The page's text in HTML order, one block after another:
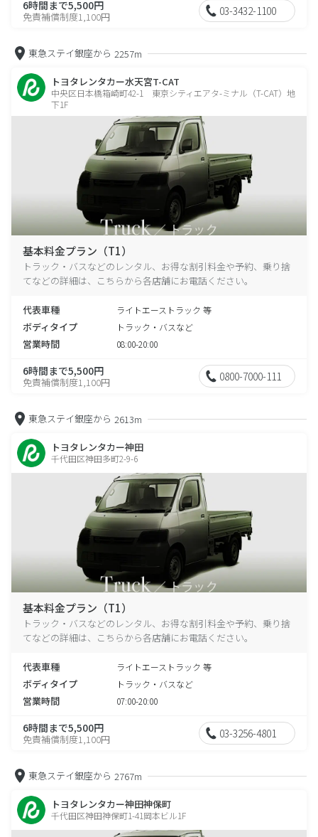
6時間まで5,500円
免責補償制度1,100円 03-3432-1100
東急ステイ銀座から 2257m
トヨタレンタカー水天宮T-CAT
中央区日本橋箱崎町42-1 東京シティエアタ-ミナル（T-CAT）地
下1F
基本料金プラン（T1）
トラック・バスなどのレンタル、お得な割引料金や予約、乗り捨
てなどの詳細は、こちらから各店舗にお電話ください。
代表車種 ライトエーストラック 等
ボディタイプ トラック・バスなど
営業時間 08:00-20:00
6時間まで5,500円
免責補償制度1,100円 0800-7000-111
東急ステイ銀座から 2613m
トヨタレンタカー神田
千代田区神田多町2-9-6
基本料金プラン（T1）
トラック・バスなどのレンタル、お得な割引料金や予約、乗り捨
てなどの詳細は、こちらから各店舗にお電話ください。
代表車種 ライトエーストラック 等
ボディタイプ トラック・バスなど
営業時間 07:00-20:00
6時間まで5,500円
免責補償制度1,100円 03-3256-4801
東急ステイ銀座から 2767m
トヨタレンタカー神田神保町
千代田区神田神保町1-41岡本ビル1F